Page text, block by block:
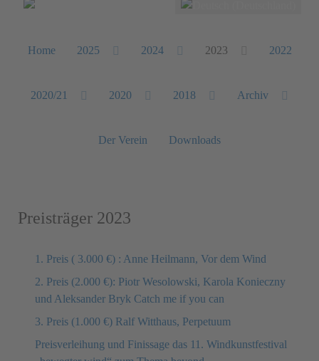
Sprache auswählen
Home 2025 2024 2023 2022
2020/21 2020 2018 Archiv
Der Verein Downloads
Preisträger 2023
1. Preis ( 3.000 €) : Anne Heilmann, Vor dem Wind
2. Preis (2.000 €): Piotr Wesolowski, Karola Konieczny
und Aleksander Bryk Catch me if you can
3. Preis (1.000 €) Ralf Witthaus, Perpetuum
Preisverleihung und Finissage das 11. Windkunstfestival